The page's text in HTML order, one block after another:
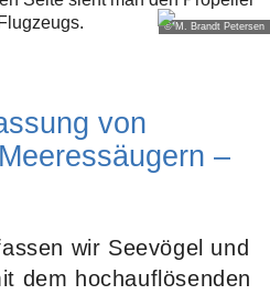
© M. Brandt Petersen
von
–
wir Seevögel und
dem hochauflösenden